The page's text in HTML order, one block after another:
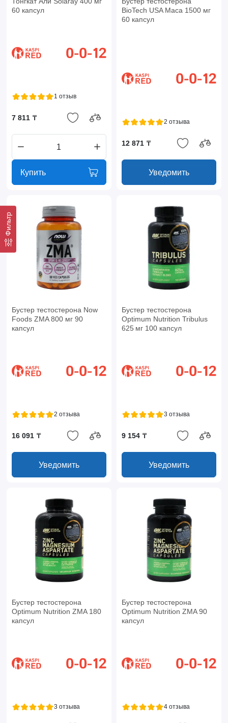
Фильтр
60 капсул
1 отзыв
7 811 ₸
Купить
BioTech USA Maca 1500 мг
60 капсул
2 отзыва
12 871 ₸
Уведомить
Бустер тестостерона Now
Foods ZMA 800 мг 90
капсул
2 отзыва
16 091 ₸
Уведомить
Бустер тестостерона
Optimum Nutrition Tribulus
625 мг 100 капсул
3 отзыва
9 154 ₸
Уведомить
Бустер тестостерона
Optimum Nutrition ZMA 180
капсул
3 отзыва
Бустер тестостерона
Optimum Nutrition ZMA 90
капсул
4 отзыва